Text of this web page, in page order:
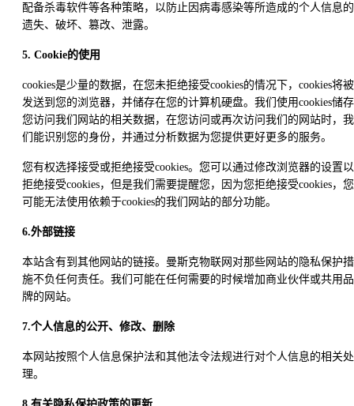
配备杀毒软件等各种策略，以防止因病毒感染等所造成的个人信息的
遗失、破坏、篡改、泄露。
5. Cookie的使用
cookies是少量的数据，在您未拒绝接受cookies的情况下，cookies将被
发送到您的浏览器，并储存在您的计算机硬盘。我们使用cookies储存
您访问我们网站的相关数据，在您访问或再次访问我们的网站时，我
们能识别您的身份，并通过分析数据为您提供更好更多的服务。
您有权选择接受或拒绝接受cookies。您可以通过修改浏览器的设置以
拒绝接受cookies，但是我们需要提醒您，因为您拒绝接受cookies，您
可能无法使用依赖于cookies的我们网站的部分功能。
6.外部链接
本站含有到其他网站的链接。曼斯克物联网对那些网站的隐私保护措
施不负任何责任。我们可能在任何需要的时候增加商业伙伴或共用品
牌的网站。
7.个人信息的公开、修改、删除
本网站按照个人信息保护法和其他法令法规进行对个人信息的相关处
理。